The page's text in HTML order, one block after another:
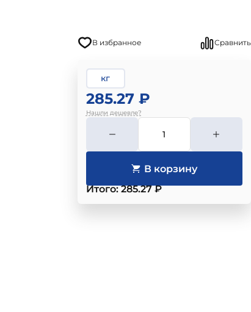
В избранное Сравнить
кг
285.27 ₽
Нашли дешевле?
Итого: 285.27 ₽